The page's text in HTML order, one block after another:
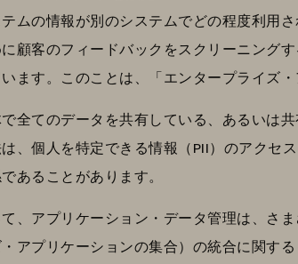
ムの情報が別のシステムでどの程度利用
顧客のフィードバックをスクリーニング
ます。このことは、「エンタープライズ
全てのデータを共有している、あるいは
、個人を特定できる情報（PII）のアクセ
あることがあります。
て、アプリケーション・データ管理は、さ
アプリケーションの集合）の統合に関す